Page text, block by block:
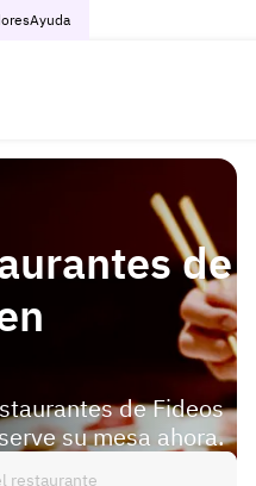
Ayuda
de
de Fideos
su mesa ahora.